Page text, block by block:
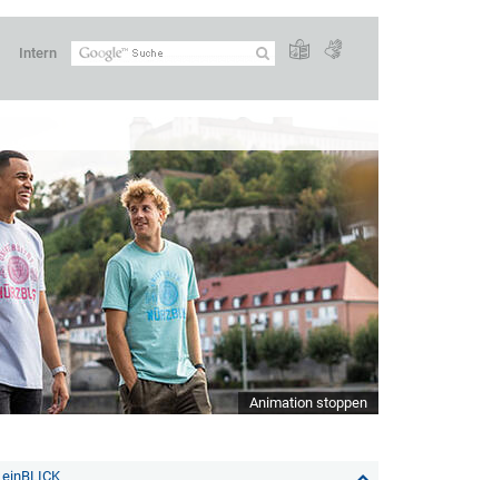
Intern
Animation stoppen
einBLICK